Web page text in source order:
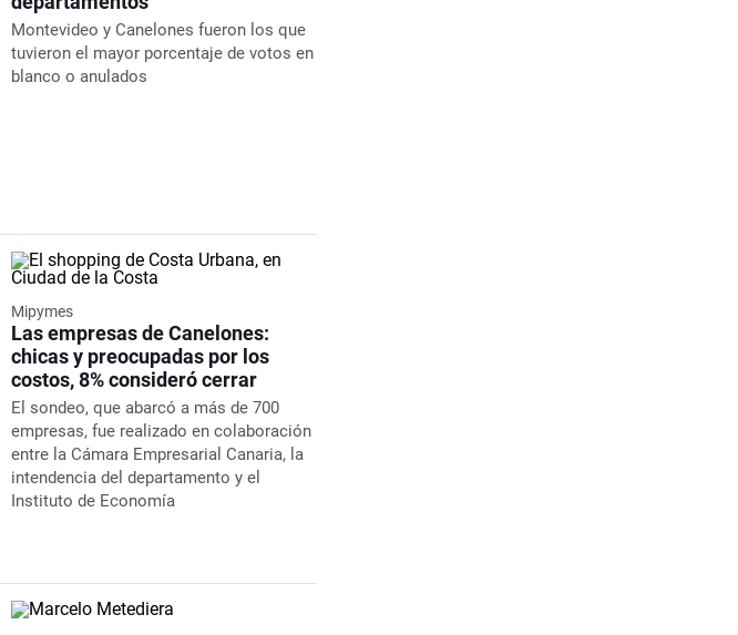
Montevideo y Canelones fueron los que
tuvieron el mayor porcentaje de votos en
blanco o anulados
Mipymes
Las empresas de Canelones:
chicas y preocupadas por los
costos, 8% consideró cerrar
El sondeo, que abarcó a más de 700
empresas, fue realizado en colaboración
entre la Cámara Empresarial Canaria, la
intendencia del departamento y el
Instituto de Economía